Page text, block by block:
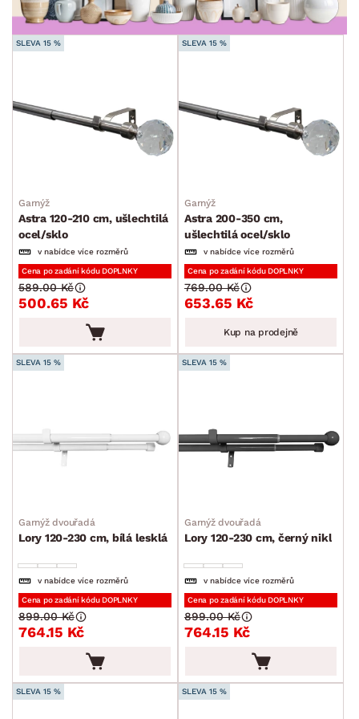
SKLADOVOST
SLEVA 15 %
Garnýž
Astra 120-210 cm, ušlechtilá
ocel/sklo
v nabídce více rozměrů
Cena po zadání kódu DOPLNKY
500.65 Kč
589.00 Kč
SLEVA 15 %
Garnýž
Astra 200-350 cm,
ušlechtilá ocel/sklo
v nabídce více rozměrů
Cena po zadání kódu DOPLNKY
653.65 Kč
769.00 Kč
Kup na prodejně
SLEVA 15 %
Garnýž dvouřadá
Lory 120-230 cm, bílá lesklá
v nabídce více rozměrů
Cena po zadání kódu DOPLNKY
764.15 Kč
899.00 Kč
SLEVA 15 %
Garnýž dvouřadá
Lory 120-230 cm, černý nikl
v nabídce více rozměrů
Cena po zadání kódu DOPLNKY
764.15 Kč
899.00 Kč
SLEVA 15 % SLEVA 15 %